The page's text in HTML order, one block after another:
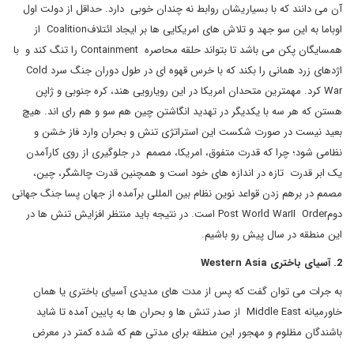
آن می دانند که با بسیاریشان روابط نه چندان خوبی دارد. حداقل از دولت اول
اوباما به این سو جهد و تلاش های امریکایی ها بر ایجاد ائتلافCoalition از
همسایگان پکن می باشد تا بتواند حلقه محاصره Containment را تنگ کند و با
اژدهای زرد همانی را بکند که با خرس قهوه ای در طول دوران جنگ سرد Cold
War کرد. مهمترین متحدان امریکا در این رویارویی هند، کره جنوبی و ژاپن
هستن که هر سه با یکدیگر در تهدید انگاشتن چین هم سو و هم رای اند. هیچ
بعید نیست در صورت شکست این استراتژی تنش و بحران وارد فاز خشن و
نظامی شود؛ چرا که قدرت متفوق، امریکا، مصمم در جلوگیری از روی کارآمدن
یک ابر قدرت تازه در اندازه های خود است و همچنین قدرت چالشگر، چین،
مصمم در برهم زدن قواعد نوین نظام بین المللی برآمده از جهان پسا جنگ جهانی
دومPost World WarII Order است. در نتیجه باید منتظر افزایش تنش ها در
این منطقه در سال پیش رو باشیم.
2. آسیای باختری Western Asia
به جرات می توان گفت که پس از مدت های مدیدی آسیای باختری یا همان
خاورمیانه Middle East از صدر تنش ها و بحران ها به پایین آمده تا شاید
باشندگان مظلوم و مهجور این منطقه برای مدتی هم که شده کمتر در معرض